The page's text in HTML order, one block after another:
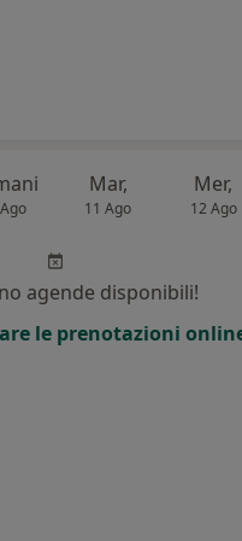
Mar,
11 Ago
Mer,
12 Ago
agende disponibili!
le prenotazioni